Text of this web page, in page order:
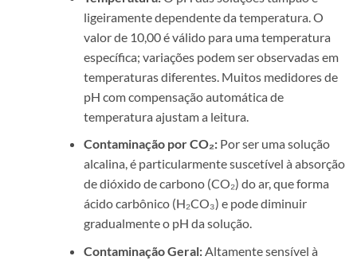
ligeiramente dependente da temperatura. O
valor de 10,00 é válido para uma temperatura
específica; variações podem ser observadas em
temperaturas diferentes. Muitos medidores de
pH com compensação automática de
temperatura ajustam a leitura.
Contaminação por CO₂:Por ser uma solução
alcalina, é particularmente suscetível à absorção
de dióxido de carbono (CO₂) do ar, que forma
ácido carbônico (H₂CO₃) e pode diminuir
gradualmente o pH da solução.
Contaminação Geral:Altamente sensível à